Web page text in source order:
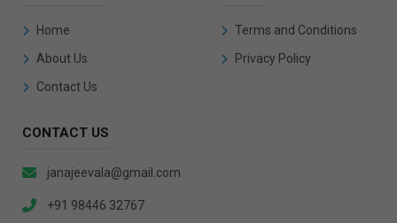
Home
About Us
Contact Us
Terms and Conditions
Privacy Policy
CONTACT US
janajeevala@gmail.com
+91 98446 32767